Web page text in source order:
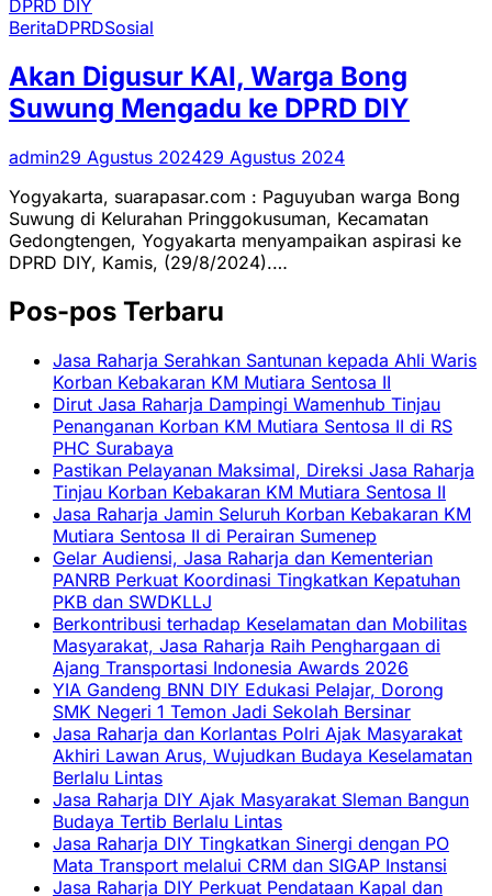
BeritaDPRDSosial
Akan Digusur KAI, Warga Bong
Suwung Mengadu ke DPRD DIY
admin29 Agustus 202429 Agustus 2024
Yogyakarta, suarapasar.com : Paguyuban warga Bong
Suwung di Kelurahan Pringgokusuman, Kecamatan
Gedongtengen, Yogyakarta menyampaikan aspirasi ke
DPRD DIY, Kamis, (29/8/2024).…
Pos-pos Terbaru
Jasa Raharja Serahkan Santunan kepada Ahli Waris
Korban Kebakaran KM Mutiara Sentosa II
Dirut Jasa Raharja Dampingi Wamenhub Tinjau
Penanganan Korban KM Mutiara Sentosa II di RS
PHC Surabaya
Pastikan Pelayanan Maksimal, Direksi Jasa Raharja
Tinjau Korban Kebakaran KM Mutiara Sentosa II
Jasa Raharja Jamin Seluruh Korban Kebakaran KM
Mutiara Sentosa II di Perairan Sumenep
Gelar Audiensi, Jasa Raharja dan Kementerian
PANRB Perkuat Koordinasi Tingkatkan Kepatuhan
PKB dan SWDKLLJ
Berkontribusi terhadap Keselamatan dan Mobilitas
Masyarakat, Jasa Raharja Raih Penghargaan di
Ajang Transportasi Indonesia Awards 2026
YIA Gandeng BNN DIY Edukasi Pelajar, Dorong
SMK Negeri 1 Temon Jadi Sekolah Bersinar
Jasa Raharja dan Korlantas Polri Ajak Masyarakat
Akhiri Lawan Arus, Wujudkan Budaya Keselamatan
Berlalu Lintas
Jasa Raharja DIY Ajak Masyarakat Sleman Bangun
Budaya Tertib Berlalu Lintas
Jasa Raharja DIY Tingkatkan Sinergi dengan PO
Mata Transport melalui CRM dan SIGAP Instansi
Jasa Raharja DIY Perkuat Pendataan Kapal dan